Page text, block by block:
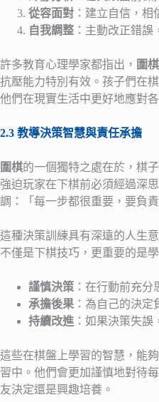
從容面對 ：建立自信，相
自我調整 ：主動改正錯誤
許多教育心理學家都指出， 圍
抗壓能力特別有效。孩子們在
他們在現實生活中更好地應對
2.3 教導決策智慧與責任承擔
圍棋的一個獨特之處在於，棋
強迫玩家在下棋前必須經過深
調：「每一步都很重要，要負
這種決策訓練具有深遠的人生
不僅是下棋技巧，更重要的是學
謹慎決策 ：在行動前充分
承擔後果 ：為自己的決定
持續改進 ：如果決策失
這些在棋盤上學習的智慧，能
習中。他們會更加謹慎地對待
友決定還是興趣培養。